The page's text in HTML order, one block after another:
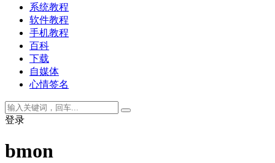
系统教程
软件教程
手机教程
百科
下载
自媒体
心情签名
登录
bmon